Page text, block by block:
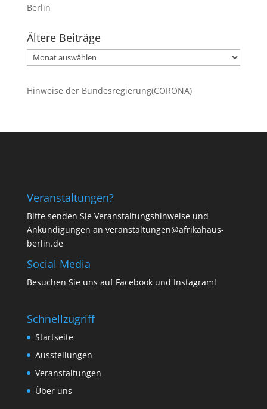
Berlin
Ältere Beiträge
Ältere
Beiträge
Hinweise der Bundesregierung(CORONA)
Veranstaltungen?
Bitte senden Sie Veranstaltungshinweise und
Ankündigungen an veranstaltungen@afrikahaus-
berlin.de
Social Media
Besuchen Sie uns auf Facebookund Instagram!
Schnellzugriff
Startseite
Ausstellungen
Veranstaltungen
Über uns